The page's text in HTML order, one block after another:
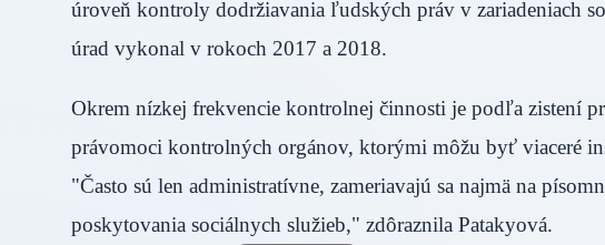
úroveň kontroly dodržiavania ľudských práv v zariadeniach
úrad vykonal v rokoch 2017 a 2018.
Okrem nízkej frekvencie kontrolnej činnosti je podľa zistení
právomoci kontrolných orgánov, ktorými môžu byť viaceré
"Často sú len administratívne, zameriavajú sa najmä na
poskytovania sociálnych služieb," zdôraznila Patakyová.